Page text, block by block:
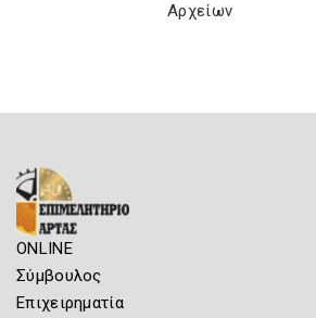
Αρχείων
ONLINE
Σύμβουλος
Επιχειρηματία